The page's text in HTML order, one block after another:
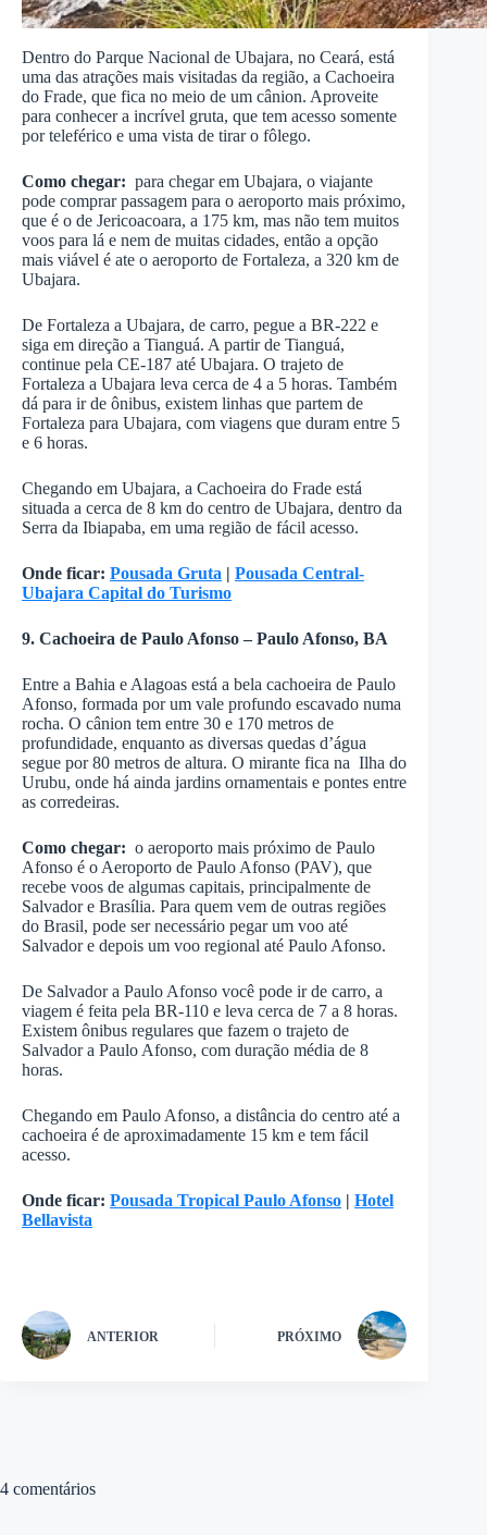
Dentro do Parque Nacional de Ubajara, no Ceará, está
uma das atrações mais visitadas da região, a Cachoeira
do Frade, que fica no meio de um cânion. Aproveite
para conhecer a incrível gruta, que tem acesso somente
por teleférico e uma vista de tirar o fôlego.
Como chegar: para chegar em Ubajara, o viajante
pode comprar passagem para o aeroporto mais próximo,
que é o de Jericoacoara, a 175 km, mas não tem muitos
voos para lá e nem de muitas cidades, então a opção
mais viável é ate o aeroporto de Fortaleza, a 320 km de
Ubajara.
De Fortaleza a Ubajara, de carro, pegue a BR-222 e
siga em direção a Tianguá. A partir de Tianguá,
continue pela CE-187 até Ubajara. O trajeto de
Fortaleza a Ubajara leva cerca de 4 a 5 horas. Também
dá para ir de ônibus, existem linhas que partem de
Fortaleza para Ubajara, com viagens que duram entre 5
e 6 horas.
Chegando em Ubajara, a Cachoeira do Frade está
situada a cerca de 8 km do centro de Ubajara, dentro da
Serra da Ibiapaba, em uma região de fácil acesso.
Onde ficar: Pousada Gruta | Pousada Central-
Ubajara Capital do Turismo
9. Cachoeira de Paulo Afonso – Paulo Afonso, BA
Entre a Bahia e Alagoas está a bela cachoeira de Paulo
Afonso, formada por um vale profundo escavado numa
rocha. O cânion tem entre 30 e 170 metros de
profundidade, enquanto as diversas quedas d’água
segue por 80 metros de altura. O mirante fica na Ilha do
Urubu, onde há ainda jardins ornamentais e pontes entre
as corredeiras.
Como chegar: o aeroporto mais próximo de Paulo
Afonso é o Aeroporto de Paulo Afonso (PAV), que
recebe voos de algumas capitais, principalmente de
Salvador e Brasília. Para quem vem de outras regiões
do Brasil, pode ser necessário pegar um voo até
Salvador e depois um voo regional até Paulo Afonso.
De Salvador a Paulo Afonso você pode ir de carro, a
viagem é feita pela BR-110 e leva cerca de 7 a 8 horas.
Existem ônibus regulares que fazem o trajeto de
Salvador a Paulo Afonso, com duração média de 8
horas.
Chegando em Paulo Afonso, a distância do centro até a
cachoeira é de aproximadamente 15 km e tem fácil
acesso.
Onde ficar: Pousada Tropical Paulo Afonso | Hotel
Bellavista
ANTERIOR PRÓXIMO
4 comentários